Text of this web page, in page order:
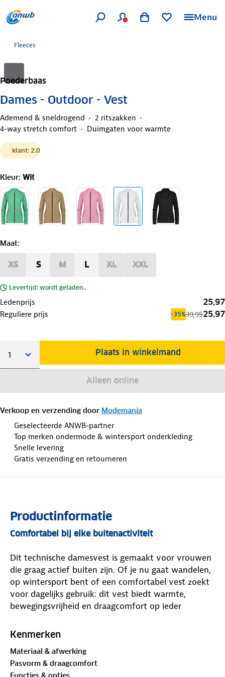
Menu
Fleeces
Poederbaas
Dames - Outdoor - Vest
Ademend & sneldrogend
2 ritszakken
4-way stretch comfort
Duimgaten voor warmte
klant: 2.0
Kleur: Wit
Maat:
XS S M L XL XXL
Levertijd: wordt geladen..
Ledenprijs 25,97
Reguliere prijs -35%39,9525,97
Plaats in winkelmand
Alleen online
Verkoop en verzending door Modemania
Geselecteerde ANWB-partner
Top merken ondermode & wintersport onderkleding
Snelle levering
Gratis verzending en retourneren
Productinformatie
Comfortabel bij elke buitenactiviteit
Dit technische damesvest is gemaakt voor vrouwen
die graag actief buiten zijn. Of je nu gaat wandelen,
op wintersport bent of een comfortabel vest zoekt
voor dagelijks gebruik: dit vest biedt warmte,
bewegingsvrijheid en draagcomfort op ieder
Soepel en prettig in beweging
Kenmerken
Materiaal & afwerking
Pasvorm & draagcomfort